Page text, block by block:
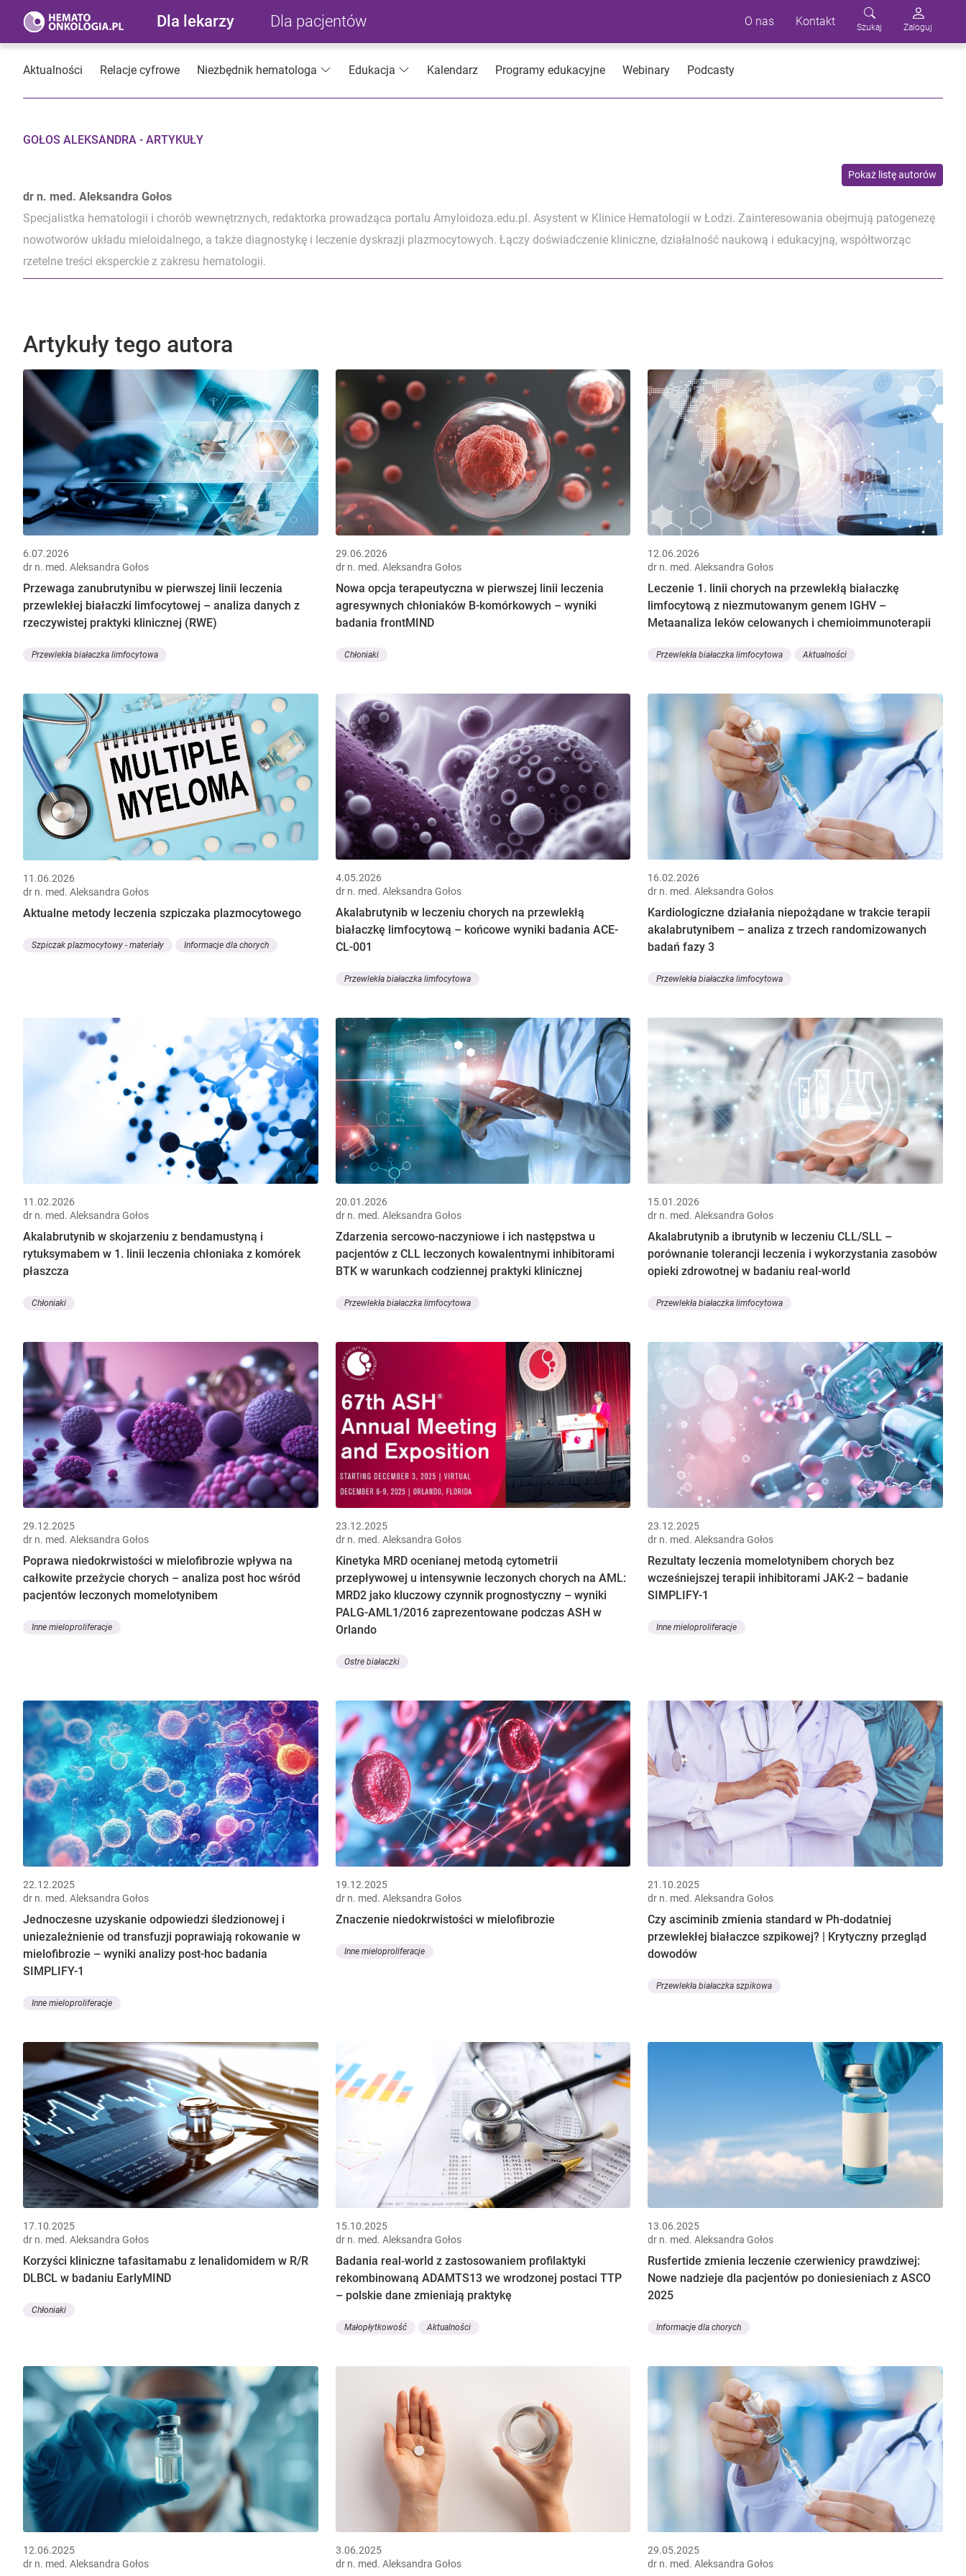
Dla lekarzy Dla pacjentów O nas Kontakt Szukaj Zaloguj
Aktualności Relacje cyfrowe Niezbędnik hematologa Edukacja Kalendarz Programy edukacyjne Webinary Podcasty
GOŁOS ALEKSANDRA - ARTYKUŁY
Pokaż listę autorów
dr n. med. Aleksandra Gołos
Specjalistka hematologii i chorób wewnętrznych, redaktorka prowadząca portalu Amyloidoza.edu.pl. Asystent w Klinice Hematologii w Łodzi. Zainteresowania obejmują patogenezę
nowotworów układu mieloidalnego, a także diagnostykę i leczenie dyskrazji plazmocytowych. Łączy doświadczenie kliniczne, działalność naukową i edukacyjną, współtworząc
rzetelne treści eksperckie z zakresu hematologii.
Artykuły tego autora
6.07.2026
dr n. med. Aleksandra Gołos
Przewaga zanubrutynibu w pierwszej linii leczenia
przewlekłej białaczki limfocytowej – analiza danych z
rzeczywistej praktyki klinicznej (RWE)
Przewlekła białaczka limfocytowa
29.06.2026
dr n. med. Aleksandra Gołos
Nowa opcja terapeutyczna w pierwszej linii leczenia
agresywnych chłoniaków B-komórkowych – wyniki
badania frontMIND
Chłoniaki
12.06.2026
dr n. med. Aleksandra Gołos
Leczenie 1. linii chorych na przewlekłą białaczkę
limfocytową z niezmutowanym genem IGHV –
Metaanaliza leków celowanych i chemioimmunoterapii
Przewlekła białaczka limfocytowa Aktualności
11.06.2026
dr n. med. Aleksandra Gołos
Aktualne metody leczenia szpiczaka plazmocytowego
Szpiczak plazmocytowy - materiały Informacje dla chorych
4.05.2026
dr n. med. Aleksandra Gołos
Akalabrutynib w leczeniu chorych na przewlekłą
białaczkę limfocytową – końcowe wyniki badania ACE-
CL-001
Przewlekła białaczka limfocytowa
16.02.2026
dr n. med. Aleksandra Gołos
Kardiologiczne działania niepożądane w trakcie terapii
akalabrutynibem – analiza z trzech randomizowanych
badań fazy 3
Przewlekła białaczka limfocytowa
11.02.2026
dr n. med. Aleksandra Gołos
Akalabrutynib w skojarzeniu z bendamustyną i
rytuksymabem w 1. linii leczenia chłoniaka z komórek
płaszcza
Chłoniaki
20.01.2026
dr n. med. Aleksandra Gołos
Zdarzenia sercowo-naczyniowe i ich następstwa u
pacjentów z CLL leczonych kowalentnymi inhibitorami
BTK w warunkach codziennej praktyki klinicznej
Przewlekła białaczka limfocytowa
15.01.2026
dr n. med. Aleksandra Gołos
Akalabrutynib a ibrutynib w leczeniu CLL/SLL –
porównanie tolerancji leczenia i wykorzystania zasobów
opieki zdrowotnej w badaniu real-world
Przewlekła białaczka limfocytowa
29.12.2025
dr n. med. Aleksandra Gołos
Poprawa niedokrwistości w mielofibrozie wpływa na
całkowite przeżycie chorych – analiza post hoc wśród
pacjentów leczonych momelotynibem
Inne mieloproliferacje
23.12.2025
dr n. med. Aleksandra Gołos
Kinetyka MRD ocenianej metodą cytometrii
przepływowej u intensywnie leczonych chorych na AML:
MRD2 jako kluczowy czynnik prognostyczny – wyniki
PALG-AML1/2016 zaprezentowane podczas ASH w
Orlando
Ostre białaczki
23.12.2025
dr n. med. Aleksandra Gołos
Rezultaty leczenia momelotynibem chorych bez
wcześniejszej terapii inhibitorami JAK-2 – badanie
SIMPLIFY-1
Inne mieloproliferacje
22.12.2025
dr n. med. Aleksandra Gołos
Jednoczesne uzyskanie odpowiedzi śledzionowej i
uniezależnienie od transfuzji poprawiają rokowanie w
mielofibrozie – wyniki analizy post-hoc badania
SIMPLIFY-1
Inne mieloproliferacje
19.12.2025
dr n. med. Aleksandra Gołos
Znaczenie niedokrwistości w mielofibrozie
Inne mieloproliferacje
21.10.2025
dr n. med. Aleksandra Gołos
Czy asciminib zmienia standard w Ph-dodatniej
przewlekłej białaczce szpikowej? | Krytyczny przegląd
dowodów
Przewlekła białaczka szpikowa
17.10.2025
dr n. med. Aleksandra Gołos
Korzyści kliniczne tafasitamabu z lenalidomidem w R/R
DLBCL w badaniu EarlyMIND
Chłoniaki
15.10.2025
dr n. med. Aleksandra Gołos
Badania real‑world z zastosowaniem profilaktyki
rekombinowaną ADAMTS13 we wrodzonej postaci TTP
– polskie dane zmieniają praktykę
Małopłytkowość Aktualności
13.06.2025
dr n. med. Aleksandra Gołos
Rusfertide zmienia leczenie czerwienicy prawdziwej:
Nowe nadzieje dla pacjentów po doniesieniach z ASCO
2025
Informacje dla chorych
12.06.2025
dr n. med. Aleksandra Gołos
3.06.2025
dr n. med. Aleksandra Gołos
29.05.2025
dr n. med. Aleksandra Gołos